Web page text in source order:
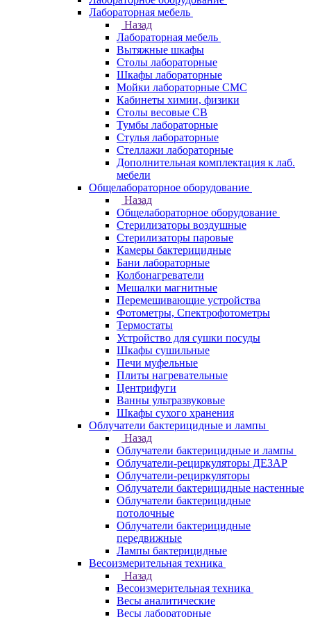
Лабораторная мебель
Назад
Лабораторная мебель
Вытяжные шкафы
Столы лабораторные
Шкафы лабораторные
Мойки лабораторные СМС
Кабинеты химии, физики
Столы весовые СВ
Тумбы лабораторные
Стулья лабораторные
Стеллажи лабораторные
Дополнительная комплектация к лаб.
мебели
Общелабораторное оборудование
Назад
Общелабораторное оборудование
Стерилизаторы воздушные
Стерилизаторы паровые
Камеры бактерицидные
Бани лабораторные
Колбонагреватели
Мешалки магнитные
Перемешивающие устройства
Фотометры, Спектрофотометры
Термостаты
Устройство для сушки посуды
Шкафы сушильные
Печи муфельные
Плиты нагревательные
Центрифуги
Ванны ультразвуковые
Шкафы сухого хранения
Облучатели бактерицидные и лампы
Назад
Облучатели бактерицидные и лампы
Облучатели-рециркуляторы ДЕЗАР
Облучатели-рециркуляторы
Облучатели бактерицидные настенные
Облучатели бактерицидные
потолочные
Облучатели бактерицидные
передвижные
Лампы бактерицидные
Весоизмерительная техника
Назад
Весоизмерительная техника
Весы аналитические
Весы лабораторные